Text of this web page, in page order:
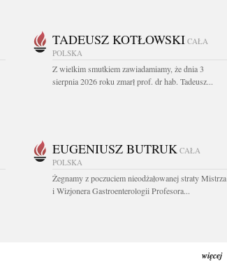
TADEUSZ KOTŁOWSKI CAŁA
POLSKA
Z wielkim smutkiem zawiadamiamy, że dnia 3
sierpnia 2026 roku zmarł prof. dr hab. Tadeusz...
EUGENIUSZ BUTRUK CAŁA
POLSKA
Żegnamy z poczuciem nieodżałowanej straty Mistrza
i Wizjonera Gastroenterologii Profesora...
więcej